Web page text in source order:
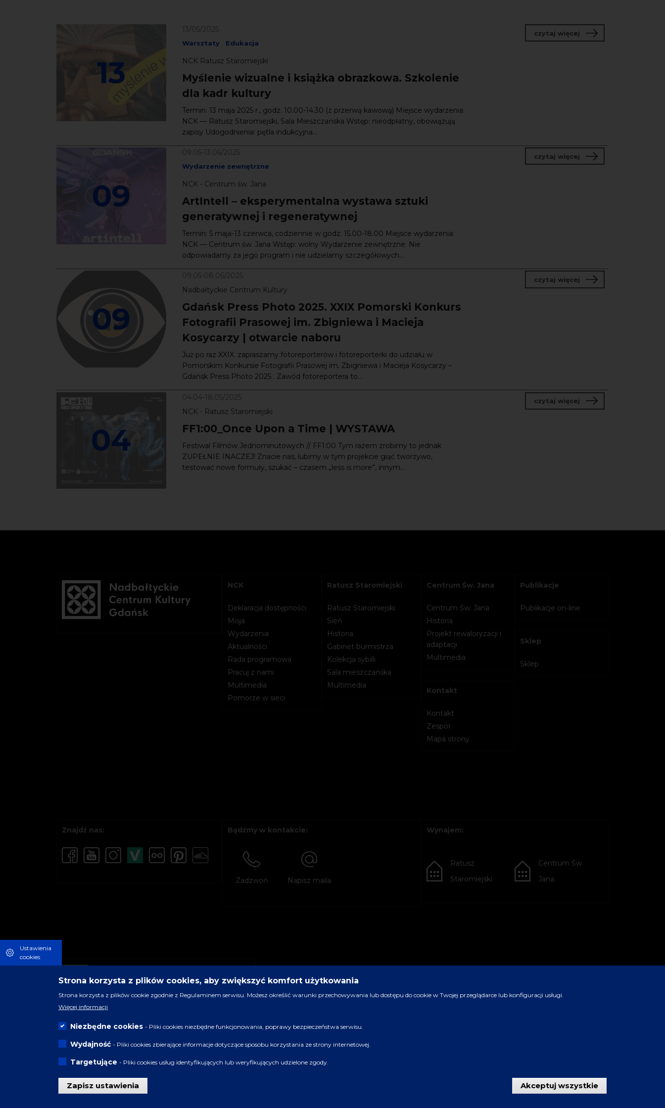
13
13/05/2025
Warsztaty Edukacja
NCK Ratusz Staromiejski
Myślenie wizualne i książka obrazkowa. Szkolenie
dla kadr kultury
Termin: 13 maja 2025 r., godz. 10.00-14.30 (z przerwą kawową) Miejsce wydarzenia:
NCK — Ratusz Staromiejski, Sala Mieszczańska Wstęp: nieodpłatny, obowiązują
zapisy Udogodnienia: pętla indukcyjna...
czytaj więcejo Myślenie wizualne i
09
09.05-13.06/2025
Wydarzenie zewnętrzne
NCK - Centrum św. Jana
ArtIntell – eksperymentalna wystawa sztuki
generatywnej i regeneratywnej
Termin: 5 maja-13 czerwca, codziennie w godz. 15.00-18.00 Miejsce wydarzenia:
NCK — Centrum św. Jana Wstęp: wolny Wydarzenie zewnętrzne: Nie
odpowiadamy za jego program i nie udzielamy szczegółowych...
czytaj więcejo ArtIntell –
09
09.05-08.06/2025
Nadbałtyckie Centrum Kultury
Gdańsk Press Photo 2025. XXIX Pomorski Konkurs
Fotografii Prasowej im. Zbigniewa i Macieja
Kosycarzy | otwarcie naboru
Już po raz XXIX. zapraszamy fotoreporterów i fotoreporterki do udziału w
Pomorskim Konkursie Fotografii Prasowej im. Zbigniewa i Macieja Kosycarzy –
Gdańsk Press Photo 2025 . Zawód fotoreportera to...
czytaj więcejo Gdańsk Press Photo
04
04.04-18.05/2025
NCK - Ratusz Staromiejski
FF1:00_Once Upon a Time | WYSTAWA
Festiwal Filmów Jednominutowych // FF1:00 Tym razem zrobimy to jednak
ZUPEŁNIE INACZEJ! Znacie nas, lubimy w tym projekcie giąć tworzywo,
testować nowe formuły, szukać – czasem „less is more”, innym...
czytaj więcejo FF1:00_Once Upon a
NCK
Deklaracja dostępności
Misja
Wydarzenia
Aktualności
Rada programowa
Pracuj z nami
Multimedia
Pomorze w sieci
Ratusz Staromiejski
Ratusz Staromiejski
Sień
Historia
Gabinet burmistrza
Kolekcja sybilli
Sala mieszczańska
Multimedia
Centrum Św. Jana
Centrum Św. Jana
Historia
Projekt rewaloryzacji i
adaptacji
Multimedia
Kontakt
Kontakt
Zespół
Mapa strony
Publikacje
Publikacje on-line
Sklep
Sklep
Znajdź nas: Bądźmy w kontakcie:
Zadzwoń Napisz maila
Wynajem:
Ratusz
Staromiejski
Centrum Św.
Jana
Ustawienia
cookies
Strona korzysta z plików cookies, aby zwiększyć komfort użytkowania
Strona korzysta z plików cookie zgodnie z Regulaminem serwisu. Możesz określić warunki przechowywania lub dostępu do cookie w Twojej przeglądarce lub konfiguracji usługi.
Więcej informacji
Niezbędne cookies - Pliki cookies niezbędne funkcjonowania, poprawy bezpieczeństwa serwisu.
Wydajność - Pliki cookies zbierające informacje dotyczące sposobu korzystania ze strony internetowej.
Targetujące - Pliki cookies usług identyfikujących lub weryfikujących udzielone zgody.
Zapisz ustawienia
Akceptuj wszystkie